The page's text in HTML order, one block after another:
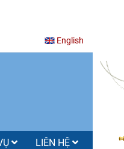
English
LIÊN HỆ